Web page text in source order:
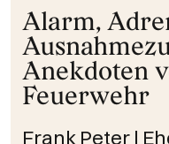
Alarm,
Anekdoten
Feuerwehr
Frank Peter |